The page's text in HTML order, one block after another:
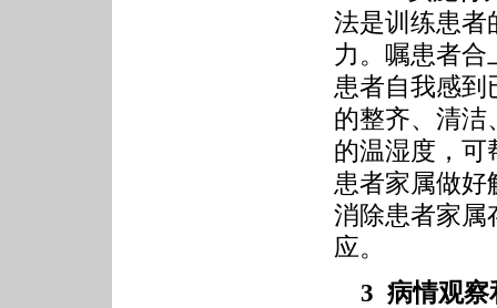
法是训练患者
力。嘱患者合
患者自我感
的整齐、清洁
的温湿度，可
患者家属做
消除患者家属
应。
3 病情观察